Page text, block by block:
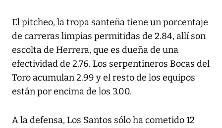
El pitcheo, la tropa santeña tiene un porcentaje
de carreras limpias permitidas de 2.84, allí son
escolta de Herrera, que es dueña de una
efectividad de 2.76. Los serpentineros Bocas del
Toro acumulan 2.99 y el resto de los equipos
están por encima de los 3.00.
A la defensa, Los Santos sólo ha cometido 12